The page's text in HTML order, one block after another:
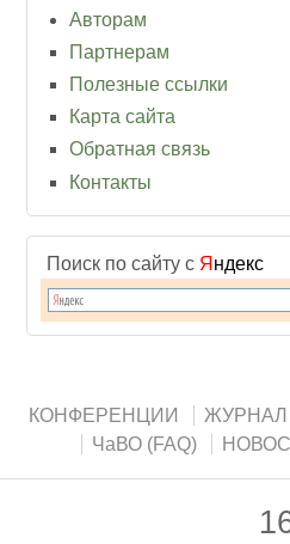
Авторам
Партнерам
Полезные ссылки
Карта сайта
Обратная связь
Контакты
Поиск по сайту с Я ндекс
КОНФЕРЕНЦИИ ЖУРНАЛ
ЧаВО (FAQ)